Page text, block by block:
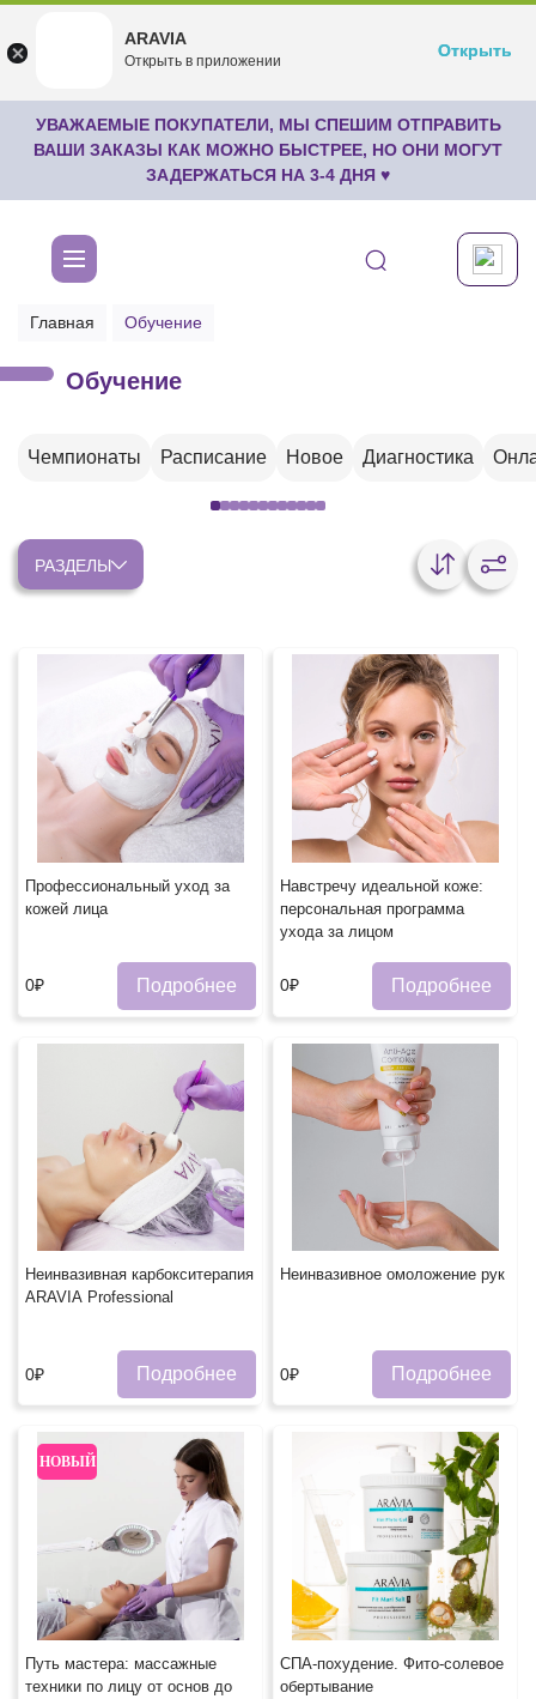
undefined
Бесплатноru.aravia.new
Открыть
УВАЖАЕМЫЕ ПОКУПАТЕЛИ, МЫ СПЕШИМ ОТПРАВИТЬ
ВАШИ ЗАКАЗЫ КАК МОЖНО БЫСТРЕЕ, НО ОНИ МОГУТ
ЗАДЕРЖАТЬСЯ НА 3-4 ДНЯ ♥
Главная Обучение
Обучение
Чемпионаты Расписание Новое Диагностика
РАЗДЕЛЫ
Профессиональный уход за
кожей лица
0₽ Подробнее
Навстречу идеальной коже:
персональная программа
ухода за лицом
0₽ Подробнее
Неинвазивная карбокситерапия
ARAVIA Professional
0₽ Подробнее
Неинвазивное омоложение рук
0₽ Подробнее
НОВЫЙ
Путь мастера: массажные
техники по лицу от основ до
СПА-похудение. Фито-солевое
обертывание
ARAVIA
Открыть в приложении
Открыть